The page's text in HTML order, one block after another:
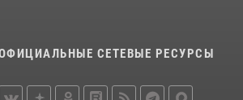
СЕТЕВЫЕ РЕСУРСЫ